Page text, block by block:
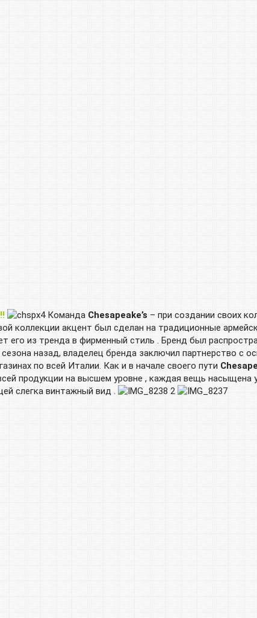
Команда Chesapeake’s – при создании своих
коллекции акцент был сделан на традиционные
его из тренда в фирменный стиль . Бренд был
назад, владелец бренда заключил партнерство с
по всей Италии. Как и в начале своего пути
продукции на высшем уровне , каждая вещь насыщена
слегка винтажный вид .